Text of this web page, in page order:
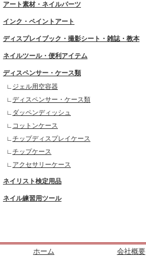
アート素材・ネイルパーツ
インク・ペイントアート
ディスプレイブック・撮影シート・雑誌・教本
ネイルツール・便利アイテム
ディスペンサー・ケース類
ジェル用空容器
ディスペンサー・ケース類
ダッペンディッシュ
コットンケース
チップディスプレイケース
チップケース
アクセサリーケース
ネイリスト検定用品
ネイル練習用ツール
ホーム 会社概要